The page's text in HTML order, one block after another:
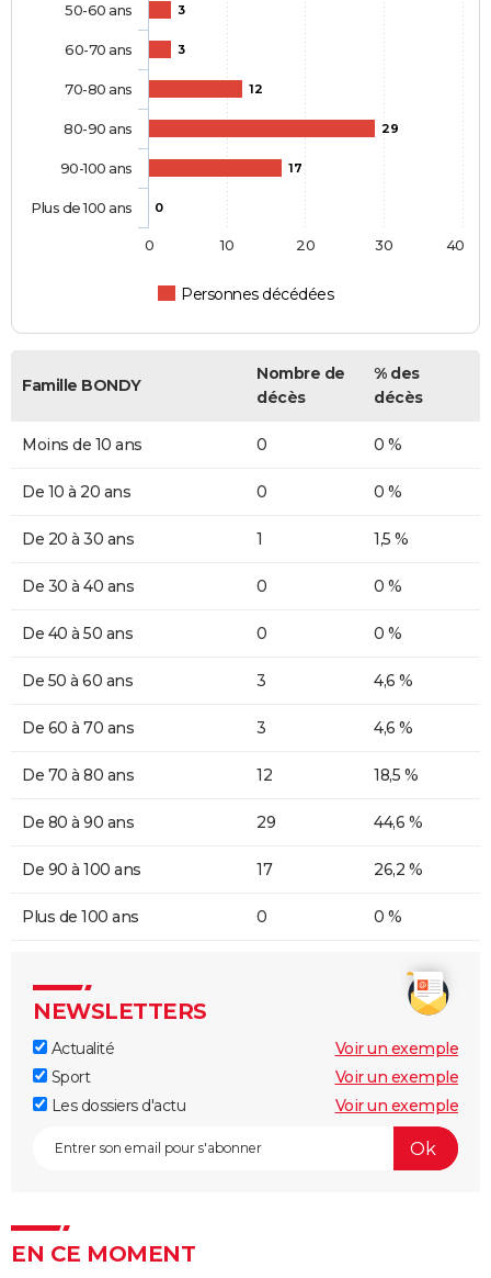
3
3
12
29
17
0
Personnes décédées
50-60 ans
60-70 ans
70-80 ans
80-90 ans
90-100 ans
Plus de 100 ans
0 10 20 30 40
Famille BONDY
Nombre de
décès
% des
décès
Moins de 10 ans 0 0 %
De 10 à 20 ans 0 0 %
De 20 à 30 ans 1 1,5 %
De 30 à 40 ans 0 0 %
De 40 à 50 ans 0 0 %
De 50 à 60 ans 3 4,6 %
De 60 à 70 ans 3 4,6 %
De 70 à 80 ans 12 18,5 %
De 80 à 90 ans 29 44,6 %
De 90 à 100 ans 17 26,2 %
Plus de 100 ans 0 0 %
NEWSLETTERS
Actualité
Voir un exemple
Sport
Voir un exemple
Les dossiers d'actu
Voir un exemple
EN CE MOMENT